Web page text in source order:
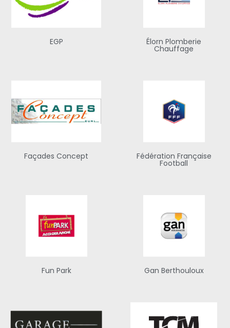
EGP Élorn Plomberie
Chauffage
Façades Concept Fédération Française
Football
Fun Park Gan Berthouloux